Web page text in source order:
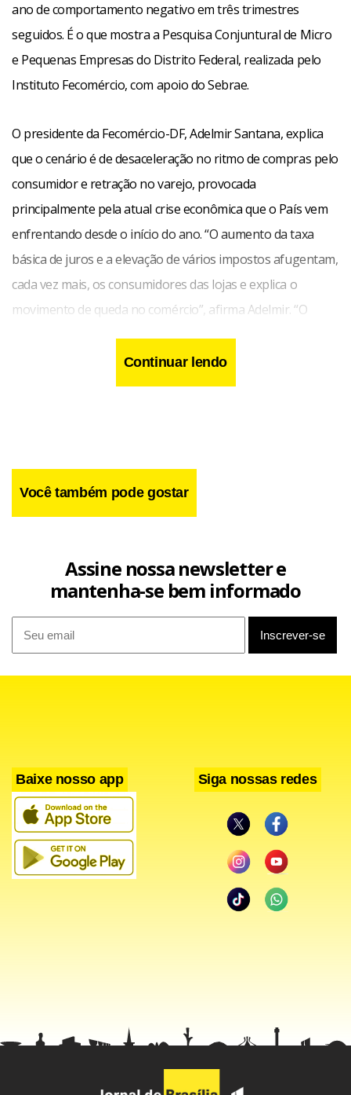
ano de comportamento negativo em três trimestres
seguidos. É o que mostra a Pesquisa Conjuntural de Micro
e Pequenas Empresas do Distrito Federal, realizada pelo
Instituto Fecomércio, com apoio do Sebrae.
O presidente da Fecomércio-DF, Adelmir Santana, explica
que o cenário é de desaceleração no ritmo de compras pelo
consumidor e retração no varejo, provocada
principalmente pela atual crise econômica que o País vem
enfrentando desde o início do ano. “O aumento da taxa
básica de juros e a elevação de vários impostos afugentam,
cada vez mais, os consumidores das lojas e explica o
movimento de queda no comércio”, afirma Adelmir. “O
crédito também nunca foi tão caro, o que acaba diminuindo
a procura por bens duráveis, como eletrodomésticos e
produtos de informática, por exemplo.” Outro ponto
Em agosto, os únicos segmentos do comércio que
registraram crescimento nas vendas foram: Tecidos
(8,53%); Óticas (4,88%); Calçados (3,83) e Vestuário (1,40%).
Os segmentos que apresentaram queda foram: Lojas de
Utilidades Domésticas (-13,61%); Floricultura (-5,58%);
(-0,45%).
No setor de serviços, o destaque em vendas em agosto
Continuar lendo
Você também pode gostar
Assine nossa newsletter e
mantenha-se bem informado
Baixe nosso app Siga nossas redes